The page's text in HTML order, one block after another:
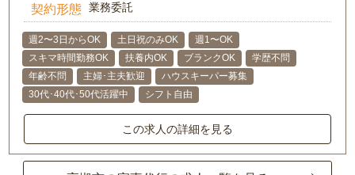
契約形態 業務委託
週2〜3日からOK 土日祝のみOK
週1〜OK
スキマ時間勤務OK
扶養内OK ブランクOK
学歴不問
年齢不問
主婦･主夫歓迎
ハウスキーパー募集
30代･40代･50代活躍中
シフト自由
この求人の詳細を見る